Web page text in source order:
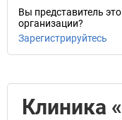
Вы представитель
организации?
Зарегистрируйтесь
Клиника